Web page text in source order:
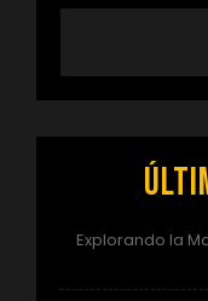
Explorando la